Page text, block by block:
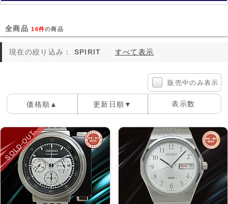
買いたい 売りたい
サポート マイページ
価格ダウン
価格の交渉
アーカイブ ブログ・特集記事
全商品16件の商品
現在の絞り込み： SPIRIT すべて表示
販売中のみ表示
価格順▲ 更新日順▼ 表示数
40件
60件
100件
SOLD-OUT